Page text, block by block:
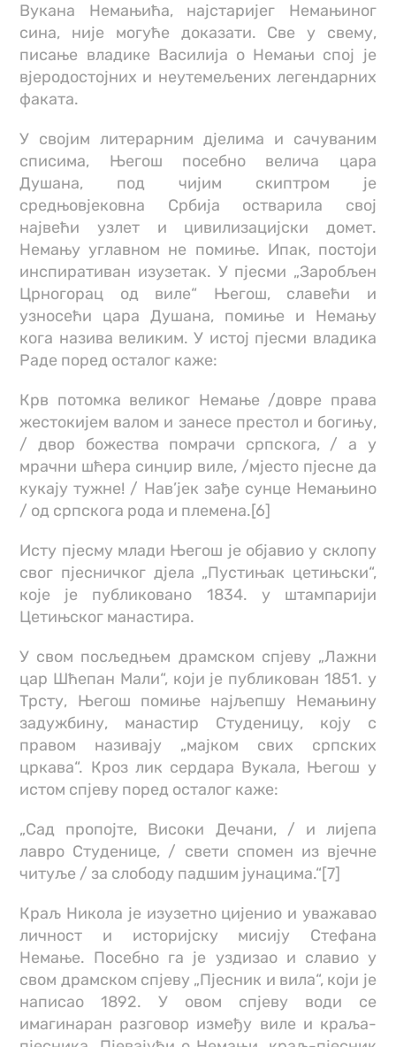
Вукана Немањића, најстаријег Немањиног
сина, није могуће доказати. Све у свему,
писање владике Василија о Немањи спој је
вјеродостојних и неутемељених легендарних
факата.
У својим литерарним дјелима и сачуваним
списима, Његош посебно велича цара
Душана, под чијим скиптром је
средњовјековна Србија остварила свој
највећи узлет и цивилизацијски домет.
Немању углавном не помиње. Ипак, постоји
инспиративан изузетак. У пјесми „Заробљен
Црногорац од виле“ Његош, славећи и
узносећи цара Душана, помиње и Немању
кога назива великим. У истој пјесми владика
Раде поред осталог каже:
Крв потомка великог Немање /довре права
жестокијем валом и занесе престол и богињу,
/ двор божества помрачи српскога, / а у
мрачни шћера синџир виле, /мјесто пјесне да
кукају тужне! / Нав’јек зађе сунце Немањино
/ од српскога рода и племена.[6]
Исту пјесму млади Његош је објавио у склопу
свог пјесничког дјела „Пустињак цетињски“,
које је публиковано 1834. у штампарији
Цетињског манастира.
У свом посљедњем драмском спјеву „Лажни
цар Шћепан Мали“, који је публикован 1851. у
Трсту, Његош помиње најљепшу Немањину
задужбину, манастир Студеницу, коју с
правом називају „мајком свих српских
цркава“. Кроз лик сердара Вукала, Његош у
истом спјеву поред осталог каже:
„Сад пропојте, Високи Дечани, / и лијепа
лавро Студенице, / свети спомен из вјечне
читуље / за слободу падшим јунацима.“[7]
Краљ Никола је изузетно цијенио и уважавао
личност и историјску мисију Стефана
Немање. Посебно га је уздизао и славио у
свом драмском спјеву „Пјесник и вила“, који је
написао 1892. У овом спјеву води се
имагинаран разговор између виле и краља-